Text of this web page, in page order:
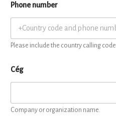
Phone number
Please include the country calling code.
Cég
Company or organization name.